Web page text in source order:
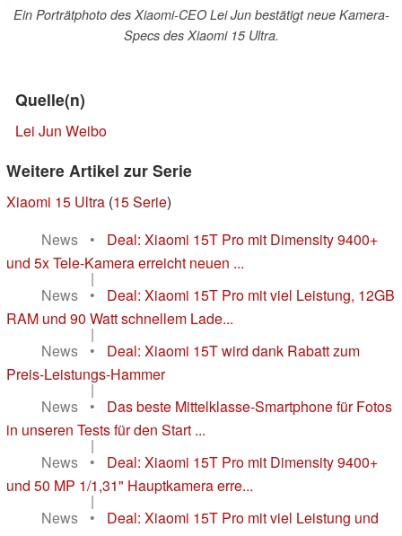
Ein Porträtphoto des Xiaomi-CEO Lei Jun bestätigt neue Kamera-
Specs des Xiaomi 15 Ultra.
Quelle(n)
Lei Jun Weibo
Weitere Artikel zur Serie
Xiaomi 15 Ultra (15 Serie)
News
•
Deal: Xiaomi 15T Pro mit Dimensity 9400+
und 5x Tele-Kamera erreicht neuen ...
|
News
•
Deal: Xiaomi 15T Pro mit viel Leistung, 12GB
RAM und 90 Watt schnellem Lade...
|
News
•
Deal: Xiaomi 15T wird dank Rabatt zum
Preis-Leistungs-Hammer
|
News
•
Das beste Mittelklasse-Smartphone für Fotos
in unseren Tests für den Start ...
|
News
•
Deal: Xiaomi 15T Pro mit Dimensity 9400+
und 50 MP 1/1,31" Hauptkamera erre...
|
News
•
Deal: Xiaomi 15T Pro mit viel Leistung und